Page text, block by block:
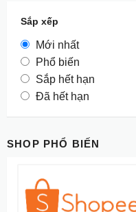
Sắp xếp
Mới nhất
Phổ biến
Sắp hết hạn
Đã hết hạn
SHOP PHỔ BIẾN